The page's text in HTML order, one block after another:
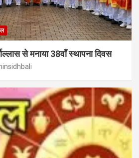
से मनाया 38वाँ स्थापना दिवस